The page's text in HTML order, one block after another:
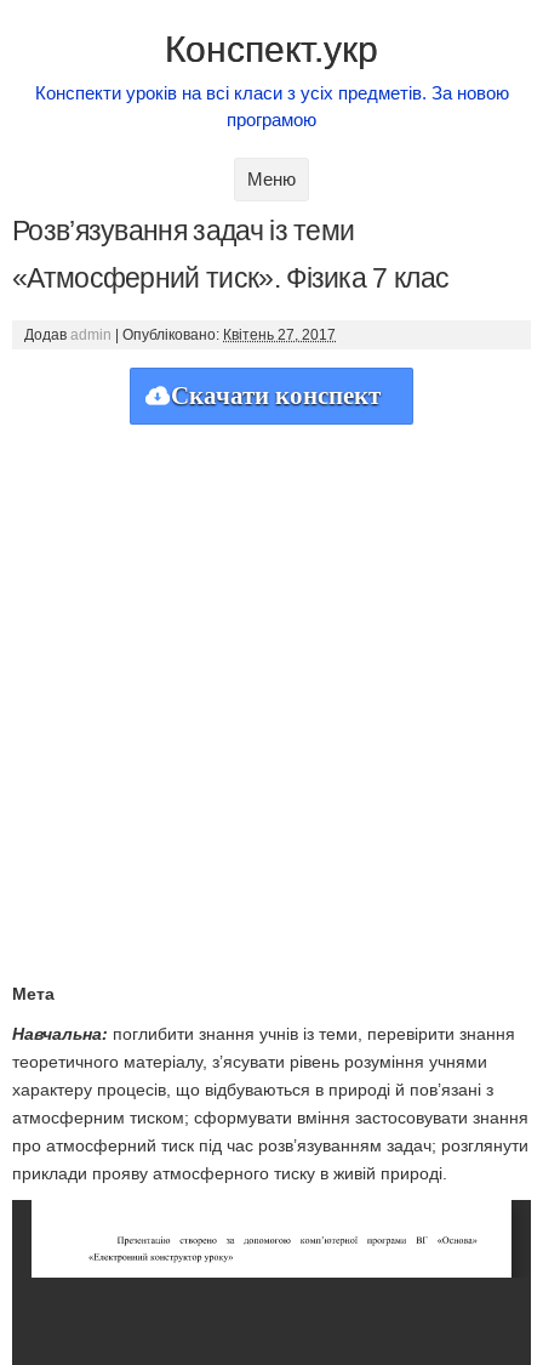
Конспект.укр
Конспекти уроків на всі класи з усіх предметів. За новою
програмою
Меню
Розв’язування задач із теми
«Атмосферний тиск». Фізика 7 клас
Додав admin Опубліковано: Квітень 27, 2017
Скачати конспект
Мета
Навчальна: поглибити знання учнів із теми, перевірити знання
теоретичного матеріалу, з’ясувати рівень розуміння учнями
характеру процесів, що відбуваються в природі й пов’язані з
атмосферним тиском; сформувати вміння застосовувати знання
про атмосферний тиск під час розв’язуванням задач; розглянути
приклади прояву атмосферного тиску в живій природі.